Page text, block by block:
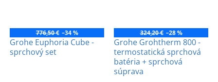
776,50 € –34 %
Grohe Euphoria Cube -
sprchový set
324,20 € –28 %
Grohe Grohtherm 800 -
termostatická sprchová
batéria + sprchová
súprava